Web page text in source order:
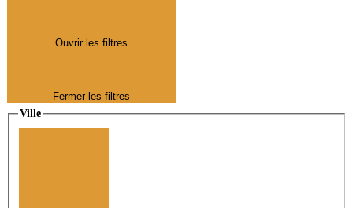
Ouvrir les filtres
Fermer les filtres
Ville